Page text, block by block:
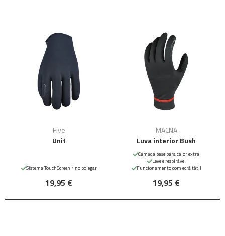
Five
Unit
Sistema TouchScreen™ no polegar
19,95 €
MACNA
Luva interior Bush
Camada base para calor extra
Leve e respirável
Funcionamento com ecrã tátil
19,95 €